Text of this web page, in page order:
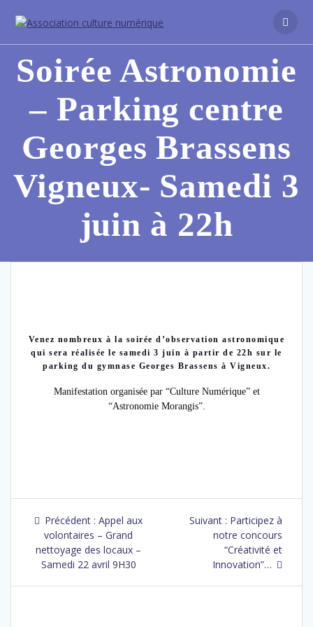
Soirée Astronomie
– Parking centre
Georges Brassens
Vigneux- Samedi 3
juin à 22h
Venez nombreux à la soirée d’observation astronomique
qui sera réalisée le samedi 3 juin à partir de 22h sur le
parking du gymnase Georges Brassens à Vigneux.
Manifestation organisée par “Culture Numérique” et
“Astronomie Morangis”.
Précédent : Appel aux
volontaires – Grand
nettoyage des locaux –
Samedi 22 avril 9H30
Suivant : Participez à
notre concours
“Créativité et
Innovation”…